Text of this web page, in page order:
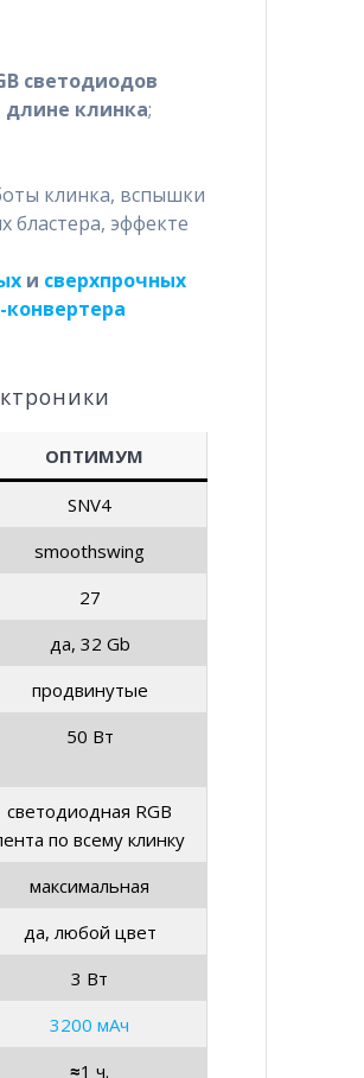
светодиодов
длине клинка;
клинка, вспышки
бластера, эффекте
и сверхпрочных
ОПТИМУМ
SNV4
smoothswing
27
да, 32 Gb
продвинутые
50 Вт
светодиодная RGB
по всему клинку
максимальная
да, любой цвет
3 Вт
3200 мАч
≈1 ч.